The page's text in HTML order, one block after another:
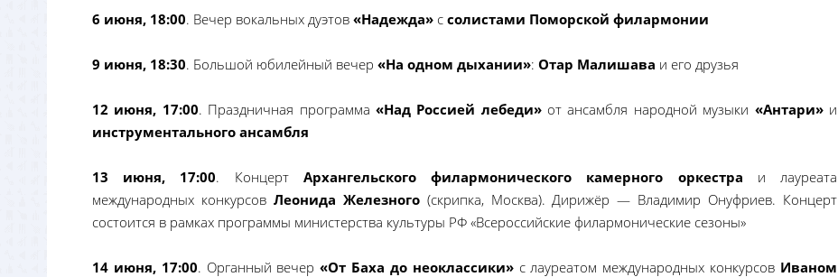
6 июня, 18:00. Вечер вокальных дуэтов «Надежда» с солистами Поморской филармонии
9 июня, 18:30. Большой юбилейный вечер «На одном дыхании»: Отар Малишава и его друзья
12 июня, 17:00. Праздничная программа «Над Россией лебеди» от ансамбля народной музыки «Антари»и
инструментального ансамбля
13 июня, 17:00. КонцертАрхангельского филармонического камерного оркестра и лауреата
международных конкурсов Леонида Железного(скрипка, Москва). Дирижёр — Владимир Онуфриев. Концерт
состоится в рамках программы министерства культуры РФ «Всероссийские филармонические сезоны»
14 июня, 17:00. Органный вечер«От Баха до неоклассики» с лауреатом международных конкурсов Иваном